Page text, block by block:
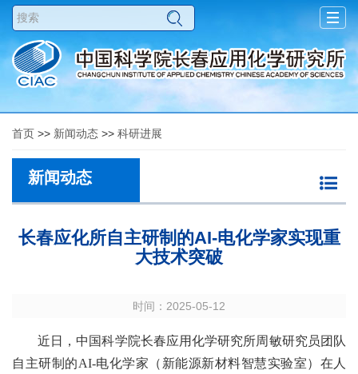
首页 >> 新闻动态 >> 科研进展
新闻动态
长春应化所自主研制的AI-电化学家实现重
大技术突破
时间：2025-05-12
近日，中国科学院长春应用化学研究所周敏研究员团队
自主研制的AI-电化学家（新能源新材料智慧实验室）在人